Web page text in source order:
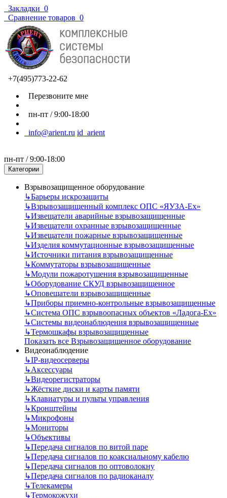
Закладки 0
Сравнение товаров 0
+7(495)773-22-62
Перезвоните мне
пн-пт / 9:00-18:00
info@arient.ru id_arient
пн-пт / 9:00-18:00
Категории
Взрывозащищенное оборудование
↳Барьеры искрозащиты
↳Взрывозащищенный комплекс ОПС «ЯУЗА-Ех»
↳Извещатели аварийные взрывозащищенные
↳Извещатели охранные взрывозащищенные
↳Извещатели пожарные взрывозащищенные
↳Изделия коммутационные взрывозащищенные
↳Источники питания взрывозащищенные
↳Коммутаторы взрывозащищенные
↳Модули пожаротушения взрывозащищенные
↳Оборудование СКУД взрывозащищенное
↳Оповещатели взрывозащищенные
↳Приборы приемно-контрольные взрывозащищенные
↳Система ОПС взрывоопасных объектов «Ладога-Ex»
↳Системы видеонаблюдения взрывозащищенные
↳Термошкафы взрывозащищенные
Показать все Взрывозащищенное оборудование
Видеонаблюдение
↳IP-видеосерверы
↳Аксессуары
↳Видеорегистраторы
↳Жёсткие диски и карты памяти
↳Клавиатуры и пульты управления
↳Кронштейны
↳Микрофоны
↳Мониторы
↳Объективы
↳Передача сигналов по витой паре
↳Передача сигналов по коаксиальному кабелю
↳Передача сигналов по оптоволокну
↳Передача сигналов по радиоканалу
↳Телекамеры
↳Термокожухи